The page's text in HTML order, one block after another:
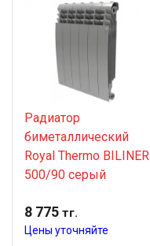
Радиатор
биметаллический
Royal Thermo BILINER
500/90 серый
8 775 тг.
Цены уточняйте